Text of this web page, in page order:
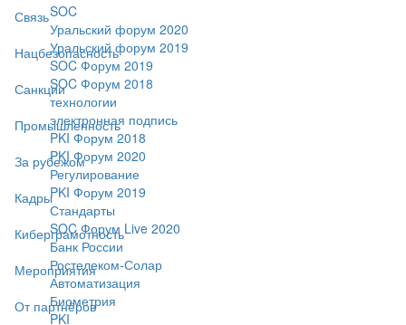
Связь
Нацбезопасность
Санкции
Промышленность
За рубежом
Кадры
Киберграмотность
Мероприятия
От партнёров
SOC
Уральский форум 2020
Уральский форум 2019
SOC Форум 2019
SOC Форум 2018
технологии
электронная подпись
PKI Форум 2018
PKI Форум 2020
Регулирование
PKI Форум 2019
Стандарты
SOC Форум Live 2020
Банк России
Ростелеком-Солар
Автоматизация
Биометрия
PKI